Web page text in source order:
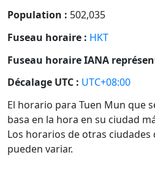
Population : 502,035
Fuseau horaire : HKT
Fuseau horaire IANA
Décalage UTC : UTC+08:00
El horario para Tuen Mun que
basa en la hora en su ciudad
Los horarios de otras
pueden variar.